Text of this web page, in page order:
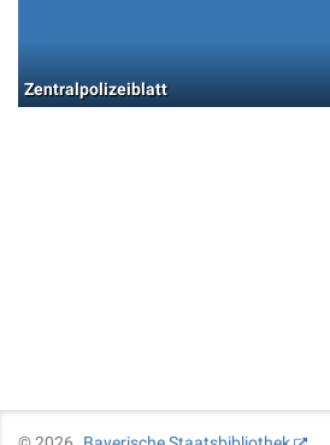
Zentralpolizeiblatt